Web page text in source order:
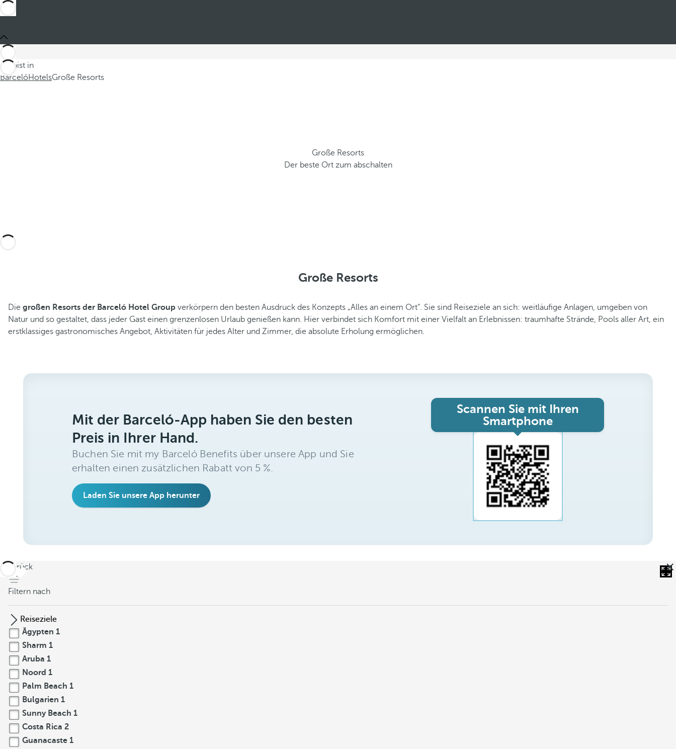
Du bist in
BarcelóHotelsGroße Resorts
Große Resorts
Der beste Ort zum abschalten
Große Resorts
Die großen Resorts der Barceló Hotel Group verkörpern den besten Ausdruck des Konzepts „Alles an einem Ort“. Sie sind Reiseziele an sich: weitläufige Anlagen, umgeben von
Natur und so gestaltet, dass jeder Gast einen grenzenlosen Urlaub genießen kann. Hier verbindet sich Komfort mit einer Vielfalt an Erlebnissen: traumhafte Strände, Pools aller Art, ein
erstklassiges gastronomisches Angebot, Aktivitäten für jedes Alter und Zimmer, die absolute Erholung ermöglichen.
Mit der Barceló-App haben Sie den besten
Preis in Ihrer Hand.
Buchen Sie mit my Barceló Benefits über unsere App und Sie
erhalten einen zusätzlichen Rabatt von 5 %.
Laden Sie unsere App herunter
Scannen Sie mit Ihren
Smartphone
zurück
Filtern nach
Reiseziele
Ägypten 1
Sharm 1
Aruba 1
Noord 1
Palm Beach 1
Bulgarien 1
Sunny Beach 1
Costa Rica 2
Guanacaste 1